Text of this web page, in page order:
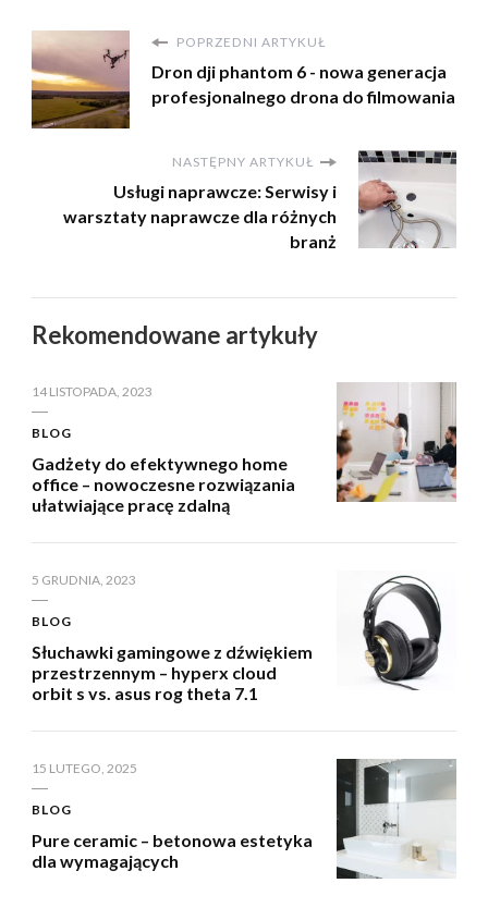
POPRZEDNI ARTYKUŁ
Dron dji phantom 6 - nowa generacja
profesjonalnego drona do filmowania
NASTĘPNY ARTYKUŁ
Usługi naprawcze: Serwisy i
warsztaty naprawcze dla różnych
branż
Rekomendowane artykuły
14 LISTOPADA, 2023
BLOG
Gadżety do efektywnego home
office – nowoczesne rozwiązania
ułatwiające pracę zdalną
5 GRUDNIA, 2023
BLOG
Słuchawki gamingowe z dźwiękiem
przestrzennym – hyperx cloud
orbit s vs. asus rog theta 7.1
15 LUTEGO, 2025
BLOG
Pure ceramic – betonowa estetyka
dla wymagających